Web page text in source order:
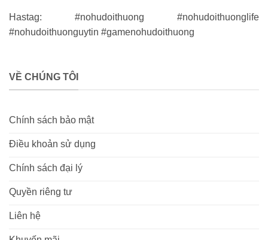
Hastag: #nohudoithuong #nohudoithuonglife
#nohudoithuonguytin #gamenohudoithuong
VỀ CHÚNG TÔI
Chính sách bảo mật
Điều khoản sử dụng
Chính sách đại lý
Quyền riêng tư
Liên hệ